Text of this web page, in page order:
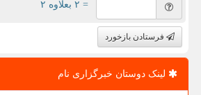
= ۲ بعلاوه ۲
فرستادن بازخورد
لینک دوستان خبرگزاری نام